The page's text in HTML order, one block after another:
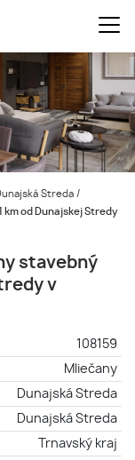
Streda /
km od Dunajskej Stredy
stavebný
v
108159
Mliečany
Dunajská Streda
Dunajská Streda
Trnavský kraj